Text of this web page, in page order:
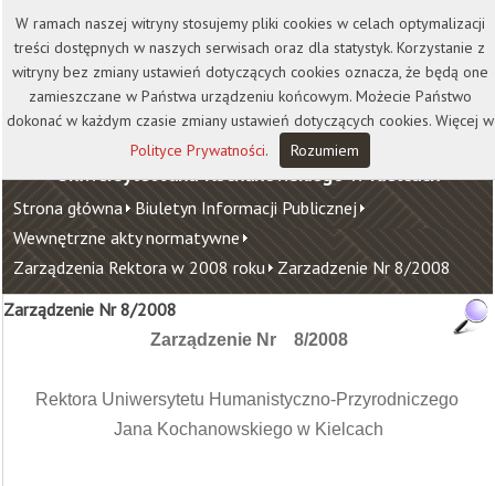
Kontakt Biblioteka
Wydawnictwo
Wirtualna Uczelnia
Uniwersytet Jana Kochanowskiego w Kielcach
Strona główna Biuletyn Informacji Publicznej
Wewnętrzne akty normatywne
Zarządzenia Rektora w 2008 roku Zarzadzenie Nr 8/2008
Zarządzenie Nr 8/2008
Zarządzenie Nr 8/2008
Rektora Uniwersytetu Humanistyczno-Przyrodniczego
Jana Kochanowskiego w Kielcach
W ramach naszej witryny stosujemy pliki cookies w celach optymalizacji
treści dostępnych w naszych serwisach oraz dla statystyk. Korzystanie z
witryny bez zmiany ustawień dotyczących cookies oznacza, że będą one
zamieszczane w Państwa urządzeniu końcowym. Możecie Państwo
dokonać w każdym czasie zmiany ustawień dotyczących cookies. Więcej w
Polityce Prywatności. Rozumiem